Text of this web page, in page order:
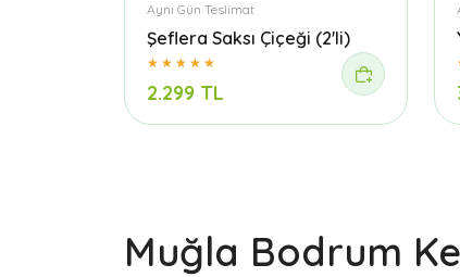
Aynı Gün Teslimat
Şeflera Saksı Çiçeği (2'li)
2.299 TL
Muğla Bodrum